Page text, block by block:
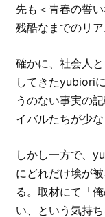
先も＜青春の誓
残酷なまでのリ
確かに、社会人
してきたyubiori
うのない事実の
イバルたちが少
しかし一方で、
にどれだけ埃が
る。取材にて「
い、という気持